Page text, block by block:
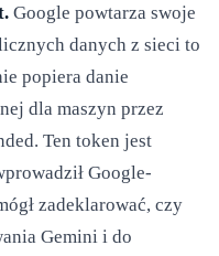
Google powtarza swoje
danych z sieci to
popiera danie
dla maszyn przez
Ten token jest
Google-
zadeklarować, czy
Gemini i do